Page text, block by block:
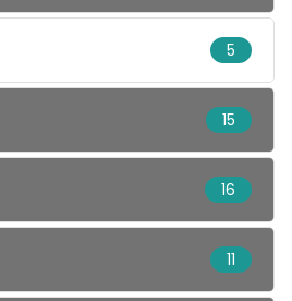
5
15
16
11